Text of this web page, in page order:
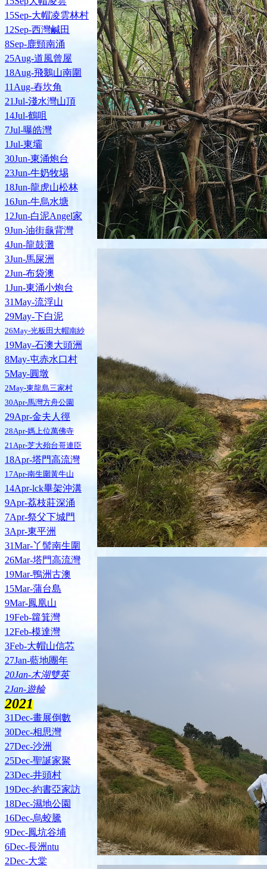
15Sep-大帽凌雲林村
12Sep-西灣鹹田
8Sep-鹿頸南涌
25Aug-道風曾屋
18Aug-飛鵝山南圍
11Aug-舂坎角
21Jul-淺水灣山頂
14Jul-鶴咀
7Jul-曝皓灣
1Jul-東壩
30Jun-東涌炮台
23Jun-牛奶牧埸
18Jun-龍虎山松林
16Jun-牛烏水塘
12Jun-白泥Angel家
9Jun-油街龜背灣
4Jun-龍鼓灘
3Jun-馬屎洲
2Jun-布袋澳
1Jun-東涌小炮台
31May-流浮山
29May-下白泥
26May-光板田大帽南紗
19May-石澳大頭洲
8May-屯赤水口村
5May-圓墩
2May-東龍島三家村
30Apr-馬灣方舟公園
29Apr-金夫人徑
28Apr-媽上位萬佛寺
21Apr-芝大殆台哥連臣
18Apr-塔門高流灣
17Apr-南生圍黃牛山
14Apr-lck畢架沖溝
9Apr-荔枝莊深涌
7Apr-祭父下城門
3Apr-東平洲
31Mar-丫髻南生圍
26Mar-塔門高流灣
19Mar-鴨洲古澳
15Mar-蒲台島
9Mar-鳳凰山
19Feb-籮箕灣
12Feb-模達灣
3Feb-大帽山信芯
27Jan-藍地團年
20Jan-木湖雙英
2Jan-遊輪
2021
31Dec-畫展倒數
30Dec-相思灣
27Dec-沙洲
25Dec-聖誕家聚
23Dec-井頭村
19Dec-約書亞家訪
18Dec-濕地公園
16Dec-烏蛟騰
9Dec-鳳坑谷埔
6Dec-長洲ntu
2Dec-大棠